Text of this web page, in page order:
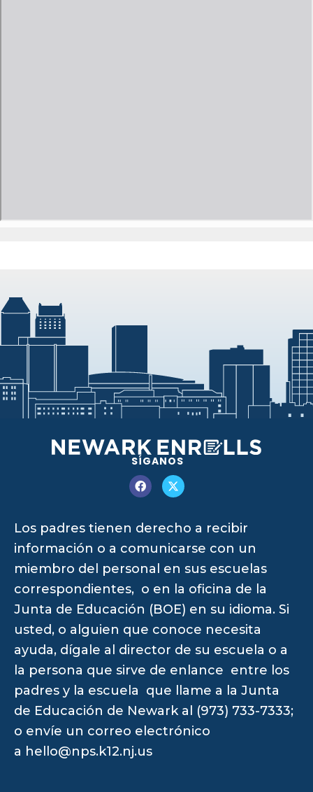
SÍGANOS
Los padres tienen derecho a recibir
información o a comunicarse con un
miembro del personal en sus escuelas
correspondientes, o en la oficina de la
Junta de Educación (BOE) en su idioma. Si
usted, o alguien que conoce necesita
ayuda, dígale al director de su escuela o a
la persona que sirve de enlance entre los
padres y la escuela que llame a la Junta
de Educación de Newark al (973) 733-7333;
o envíe un correo electrónico
a hello@nps.k12.nj.us